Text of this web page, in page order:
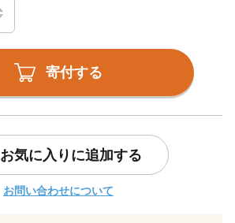
寄付する
お気に入りに追加する
お問い合わせについて